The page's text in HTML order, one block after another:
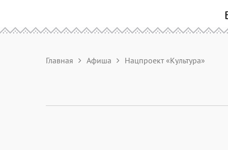
Главная Афиша Нацпроект «Культура»